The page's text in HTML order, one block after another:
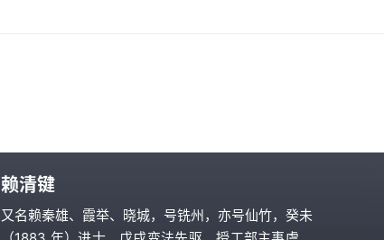
赖清键
又名赖秦雄、霞举、晓城，号铣州，亦号仙竹，癸未